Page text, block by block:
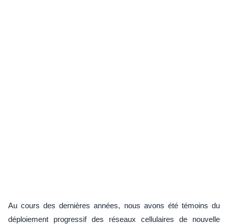
Au cours des dernières années, nous avons été témoins du
déploiement progressif des réseaux cellulaires de nouvelle